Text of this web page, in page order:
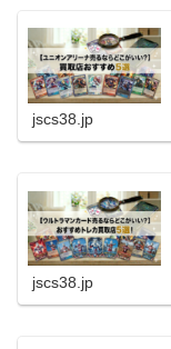
jscs38.jp
jscs38.jp